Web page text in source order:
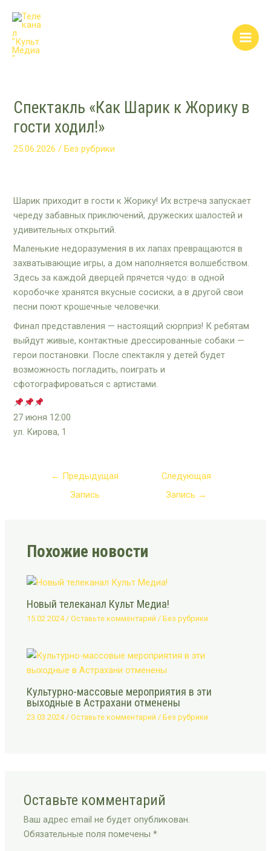
содержимому
Спектакль «Как Шарик к Жорику в
гости ходил!»
25.06.2026/Без рубрики
Шарик приходит в гости к Жорику! Их встреча запускает
череду забавных приключений, дружеских шалостей и
удивительных открытий.
Маленькие недоразумения в их лапах превращаются в
захватывающие игры, а дом наполняется волшебством.
Здесь за каждой дверцей прячется чудо: в одной
коробочке хранятся вкусные сосиски, а в другой свои
песни поют крошечные человечки.
Финал представления — настоящий сюрприз! К ребятам
выйдут живые, контактные дрессированные собаки —
герои постановки. После спектакля у детей будет
возможность погладить, поиграть и
сфотографироваться с артистами.
27 июня 12:00
ул. Кирова, 1
navigation
← Предыдущая
Запись
Следующая
Запись →
Похожие новости
Новый телеканал Культ Медиа!
15.02.2024/Оставьте комментарий /Без рубрики
Культурно-массовые мероприятия в эти
выходные в Астрахани отменены
23.03.2024 /Оставьте комментарий /Без рубрики
Оставьте комментарий
Ваш адрес email не будет опубликован.
Обязательные поля помечены*